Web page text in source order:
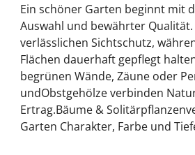
Ein schöner Garten beginnt mit
Auswahl und bewährter Qualität.
verlässlichen Sichtschutz,
Flächen dauerhaft gepflegt
begrünen Wände, Zäune oder
undObstgehölzeverbinden
Ertrag.Bäume & Solitärpflanzen
Garten Charakter, Farbe und